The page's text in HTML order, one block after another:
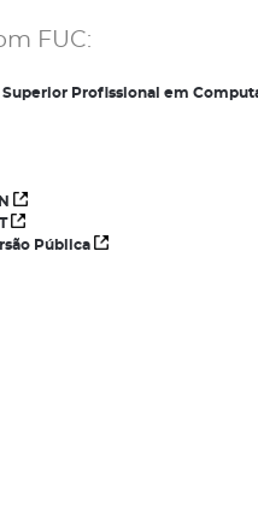
FUC:
Profissional em
Pública